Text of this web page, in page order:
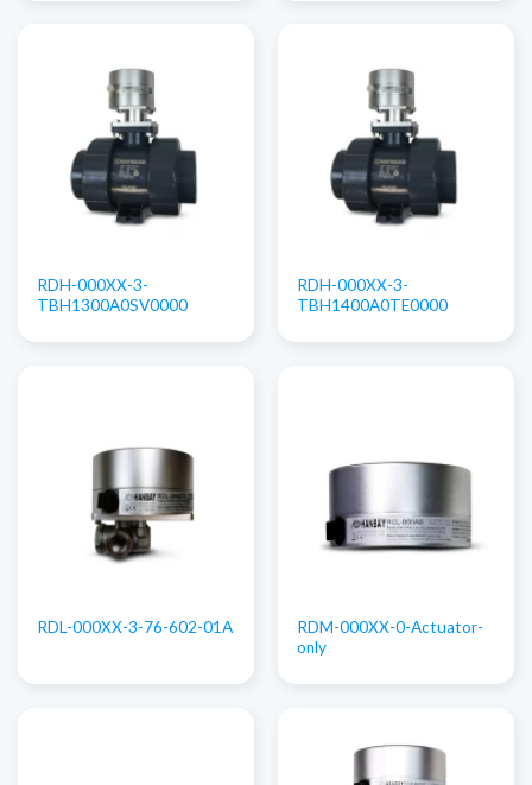
RDH-000XX-3-
TBH1300A0SV0000
RDH-000XX-3-
TBH1400A0TE0000
RDL-000XX-3-76-602-01A
RDM-000XX-0-Actuator-
only